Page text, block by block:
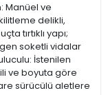
Manüel ve
delikli,
tırtıklı yapı;
soketli vidalar
İstenilen
ve boyuta göre
sürücülü aletlere